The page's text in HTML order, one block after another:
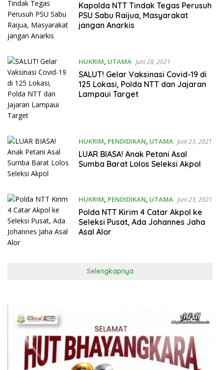
Kapolda NTT Tindak Tegas Perusuh
PSU Sabu Raijua, Masyarakat
jangan Anarkis
HUKRIM, UTAMA Juni 28, 2021
SALUT! Gelar Vaksinasi Covid-19 di
125 Lokasi, Polda NTT dan Jajaran
Lampaui Target
HUKRIM, PENDIDIKAN, UTAMA Juni 23, 2021
LUAR BIASA! Anak Petani Asal
Sumba Barat Lolos Seleksi Akpol
HUKRIM, PENDIDIKAN, UTAMA Juni 23, 2021
Polda NTT Kirim 4 Catar Akpol ke
Seleksi Pusat, Ada Johannes Jaha
Asal Alor
Selengkapnya